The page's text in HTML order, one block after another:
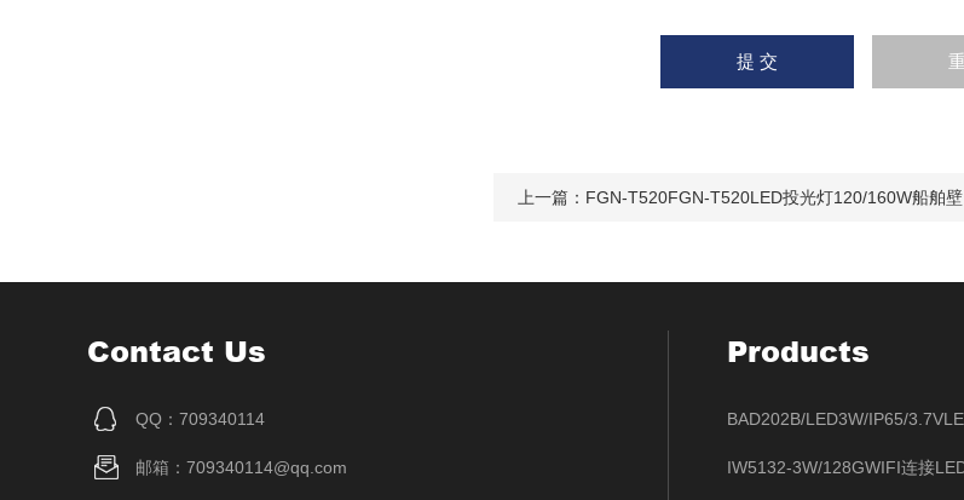
上一篇： FGN-T520FGN-T520LED投光灯120/160W船舶壁挂式
Contact Us
QQ：709340114
邮箱：709340114@qq.com
Products